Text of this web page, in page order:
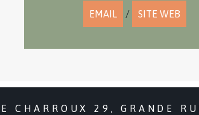
EMAIL / SITE WEB
CHARROUX 29, GRANDE